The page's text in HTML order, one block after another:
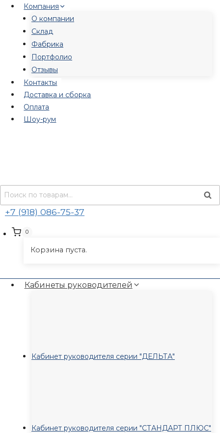
Перейти
содержимому
Компания
О компании
Склад
Фабрика
Портфолио
Отзывы
Контакты
Доставка и сборка
Оплата
Шоу-рум
Искать:
+7 (918) 086-75-37
0
Корзина пуста.
Кабинеты руководителей
Кабинет руководителя серии "ДЕЛЬТА"
Кабинет руководителя серии "СТАНДАРТ ПЛЮС"